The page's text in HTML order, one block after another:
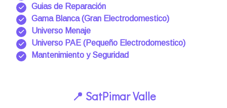
Guias de Reparación
Gama Blanca (Gran Electrodomestico)
Universo Menaje
Universo PAE (Pequeño Electrodomestico)
Mantenimiento y Seguridad
📍 SatPimar Valle